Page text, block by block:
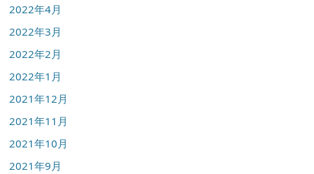
2022年4月
2022年3月
2022年2月
2022年1月
2021年12月
2021年11月
2021年10月
2021年9月